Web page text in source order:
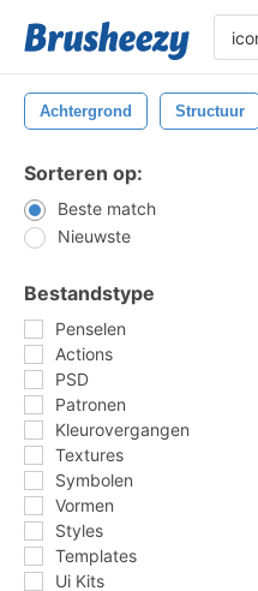
Achtergrond Structuur
Sorteren op:
Beste match
Nieuwste
Bestandstype
Penselen
Actions
PSD
Patronen
Kleurovergangen
Textures
Symbolen
Vormen
Styles
Templates
Ui Kits